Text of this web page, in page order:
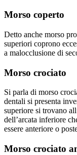
Morso coperto
Detto anche morso
superiori coprono
a malocclusione di
Morso crociato
Si parla di morso
dentali si presenta
superiore si trovano
dell’arcata inferiore
essere anteriore o
Morso crociato